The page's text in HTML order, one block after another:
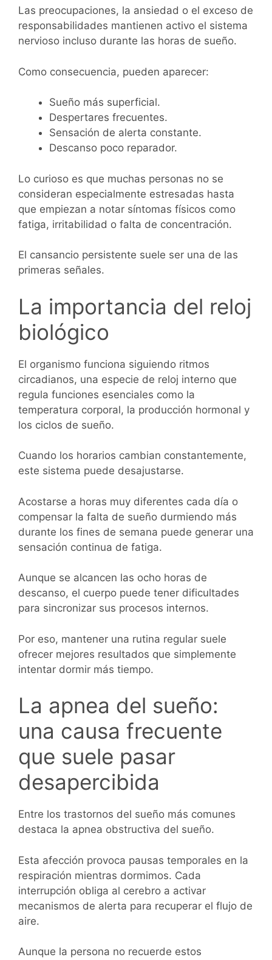
Las preocupaciones, la ansiedad o el exceso de
responsabilidades mantienen activo el sistema
nervioso incluso durante las horas de sueño.
Como consecuencia, pueden aparecer:
Sueño más superficial.
Despertares frecuentes.
Sensación de alerta constante.
Descanso poco reparador.
Lo curioso es que muchas personas no se
consideran especialmente estresadas hasta
que empiezan a notar síntomas físicos como
fatiga, irritabilidad o falta de concentración.
El cansancio persistente suele ser una de las
primeras señales.
La importancia del reloj
biológico
El organismo funciona siguiendo ritmos
circadianos, una especie de reloj interno que
regula funciones esenciales como la
temperatura corporal, la producción hormonal y
los ciclos de sueño.
Cuando los horarios cambian constantemente,
este sistema puede desajustarse.
Acostarse a horas muy diferentes cada día o
compensar la falta de sueño durmiendo más
durante los fines de semana puede generar una
sensación continua de fatiga.
Aunque se alcancen las ocho horas de
descanso, el cuerpo puede tener dificultades
para sincronizar sus procesos internos.
Por eso, mantener una rutina regular suele
ofrecer mejores resultados que simplemente
intentar dormir más tiempo.
La apnea del sueño:
una causa frecuente
que suele pasar
desapercibida
Entre los trastornos del sueño más comunes
destaca la apnea obstructiva del sueño.
Esta afección provoca pausas temporales en la
respiración mientras dormimos. Cada
interrupción obliga al cerebro a activar
mecanismos de alerta para recuperar el flujo de
aire.
Aunque la persona no recuerde estos